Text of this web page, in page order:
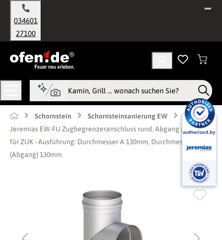
springen
034601
27100
Schornstein
Schornsteinsanierung EW
Jeremias EW-FU Zugbegrenzeranschluss rund, Abgang passend
für ZUK - Ausführung: Durchmesser A 130mm, Durchmesser B
(Abgang) 130mm